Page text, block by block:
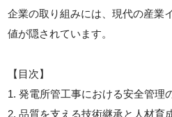
企業の取り組みには、現代の産業
値が隠されています。
【目次】
1. 発電所管工事における安全管理
2. 品質を支える技術継承と人材育